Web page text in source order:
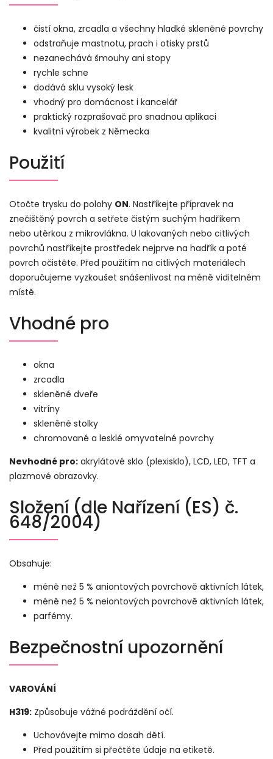
čistí okna, zrcadla a všechny hladké skleněné povrchy
odstraňuje mastnotu, prach i otisky prstů
nezanechává šmouhy ani stopy
rychle schne
dodává sklu vysoký lesk
vhodný pro domácnost i kancelář
praktický rozprašovač pro snadnou aplikaci
kvalitní výrobek z Německa
Použití
Otočte trysku do polohy ON. Nastříkejte přípravek na
znečištěný povrch a setřete čistým suchým hadříkem
nebo utěrkou z mikrovlákna. U lakovaných nebo citlivých
povrchů nastříkejte prostředek nejprve na hadřík a poté
povrch očistěte. Před použitím na citlivých materiálech
doporučujeme vyzkoušet snášenlivost na méně viditelném
místě.
Vhodné pro
okna
zrcadla
skleněné dveře
vitríny
skleněné stolky
chromované a lesklé omyvatelné povrchy
Nevhodné pro: akrylátové sklo (plexisklo), LCD, LED, TFT a
plazmové obrazovky.
Složení (dle Nařízení (ES) č.
648/2004)
Obsahuje:
méně než 5 % aniontových povrchově aktivních látek,
méně než 5 % neiontových povrchově aktivních látek,
parfémy.
Bezpečnostní upozornění
VAROVÁNÍ
H319: Způsobuje vážné podráždění očí.
Uchovávejte mimo dosah dětí.
Před použitím si přečtěte údaje na etiketě.